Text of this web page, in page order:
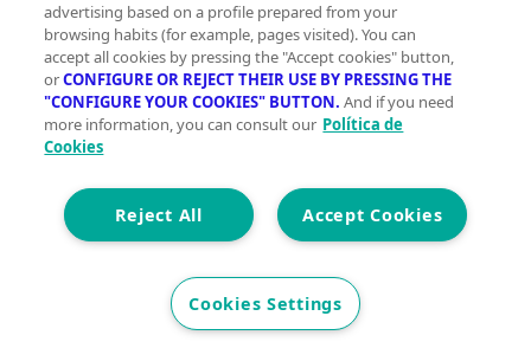
advertising based on a profile prepared from your
browsing habits (for example, pages visited). You can
accept all cookies by pressing the "Accept cookies" button,
orCONFIGURE OR REJECT THEIR USE BY PRESSING THE
"CONFIGURE YOUR COOKIES" BUTTON. And if you need
more information, you can consult our Política de
Cookies
Accept Cookies
Reject All
Cookies Settings